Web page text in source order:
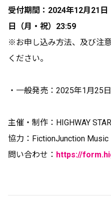
受付期間：2024年12月21
日（月・祝）23:59
※お申し込み方法、及び注
ください。
・一般発売：2025年1月25
主催・制作：HIGHWAY STAR
協力：FictionJunction Music
問い合わせ： https://